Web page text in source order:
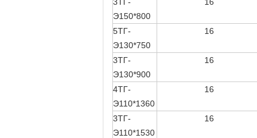
Э150*800
5ТГ-
Э130*750
16
3ТГ-
Э130*900
16
4ТГ-
Э110*1360
16
3ТГ-
Э110*1530
16